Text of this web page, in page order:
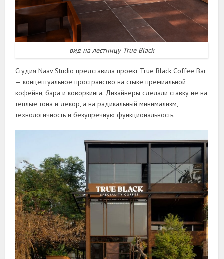
вид на лестницу True Black
Студия Naav Studio представила проект True Black Coffee Bar
— концептуальное пространство на стыке премиальной
кофейни, бара и коворкинга. Дизайнеры сделали ставку не на
теплые тона и декор, а на радикальный минимализм,
технологичность и безупречную функциональность.